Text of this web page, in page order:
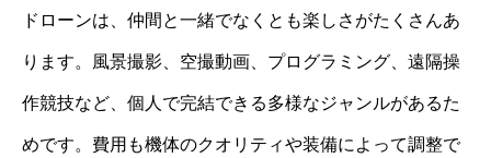
ドローンは、仲間と一緒でなくとも楽しさがたくさんあ
ります。風景撮影、空撮動画、プログラミング、遠隔操
作競技など、個人で完結できる多様なジャンルがあるた
めです。費用も機体のクオリティや装備によって調整で